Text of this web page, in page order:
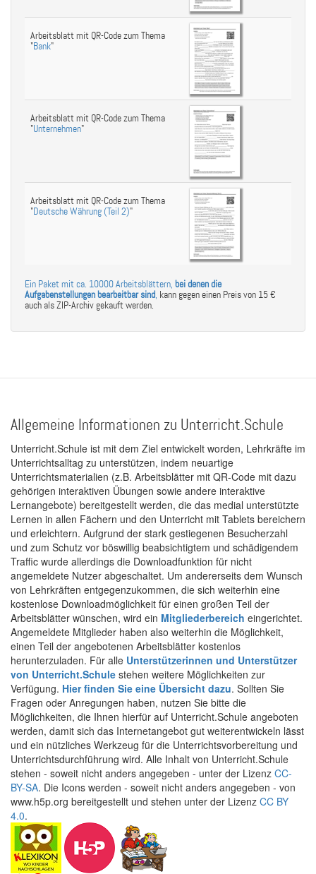
Arbeitsblatt mit QR-Code zum Thema
"Bank"
Arbeitsblatt mit QR-Code zum Thema
"Unternehmen"
Arbeitsblatt mit QR-Code zum Thema
"Deutsche Währung (Teil 2)"
Ein Paket mit ca. 10000 Arbeitsblättern, bei denen die
Aufgabenstellungen bearbeitbar sind, kann gegen einen Preis von 15 €
auch als ZIP-Archiv gekauft werden.
Allgemeine Informationen zu Unterricht.Schule
Unterricht.Schule ist mit dem Ziel entwickelt worden, Lehrkräfte im
Unterrichtsalltag zu unterstützen, indem neuartige
Unterrichtsmaterialien (z.B. Arbeitsblätter mit QR-Code mit dazu
gehörigen interaktiven Übungen sowie andere interaktive
Lernangebote) bereitgestellt werden, die das medial unterstützte
Lernen in allen Fächern und den Unterricht mit Tablets bereichern
und erleichtern. Aufgrund der stark gestiegenen Besucherzahl
und zum Schutz vor böswillig beabsichtigtem und schädigendem
Traffic wurde allerdings die Downloadfunktion für nicht
angemeldete Nutzer abgeschaltet. Um andererseits dem Wunsch
von Lehrkräften entgegenzukommen, die sich weiterhin eine
kostenlose Downloadmöglichkeit für einen großen Teil der
Arbeitsblätter wünschen, wird ein Mitgliederbereich eingerichtet.
Angemeldete Mitglieder haben also weiterhin die Möglichkeit,
einen Teil der angebotenen Arbeitsblätter kostenlos
herunterzuladen. Für alle Unterstützerinnen und Unterstützer
von Unterricht.Schule stehen weitere Möglichkeiten zur
Verfügung. Hier finden Sie eine Übersicht dazu. Sollten Sie
Fragen oder Anregungen haben, nutzen Sie bitte die
Möglichkeiten, die Ihnen hierfür auf Unterricht.Schule angeboten
werden, damit sich das Internetangebot gut weiterentwickeln lässt
und ein nützliches Werkzeug für die Unterrichtsvorbereitung und
Unterrichtsdurchführung wird. Alle Inhalt von Unterricht.Schule
stehen - soweit nicht anders angegeben - unter der Lizenz CC-
BY-SA. Die Icons werden - soweit nicht anders angegeben - von
www.h5p.org bereitgestellt und stehen unter der Lizenz CC BY
4.0.